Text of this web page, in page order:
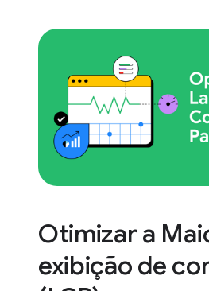
Otimizar a
exibição de